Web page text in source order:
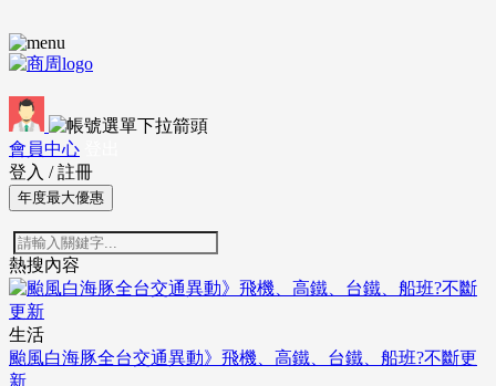
會員中心
登入 / 註冊
年度最大優惠
熱搜內容
生活
颱風白海豚全台交通異動》飛機、高鐵、台鐵、船班?不斷更
新